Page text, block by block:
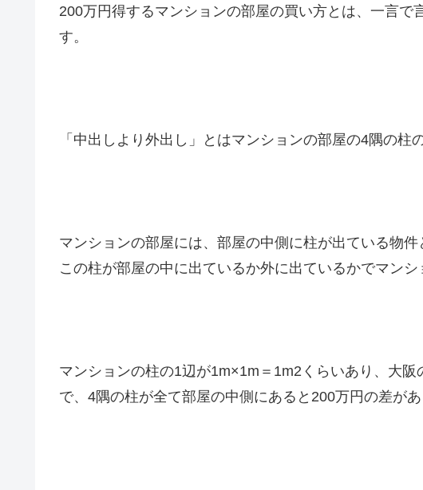
200万円得するマンションの部屋の買い方とは、一言で
す。
「中出しより外出し」とはマンションの部屋の4隅の柱
マンションの部屋には、部屋の中側に柱が出ている物
この柱が部屋の中に出ているか外に出ているかでマンシ
マンションの柱の1辺が1m×1m＝1m2くらいあり、大
で、4隅の柱が全て部屋の中側にあると200万円の差があ